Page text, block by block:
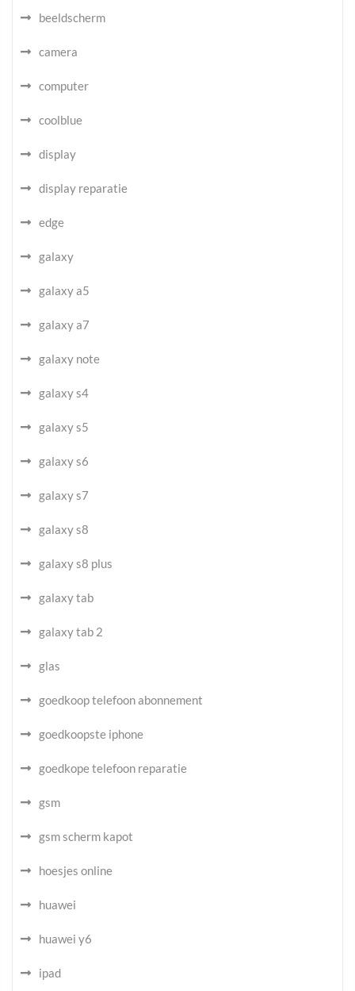
beeldscherm
camera
computer
coolblue
display
display reparatie
edge
galaxy
galaxy a5
galaxy a7
galaxy note
galaxy s4
galaxy s5
galaxy s6
galaxy s7
galaxy s8
galaxy s8 plus
galaxy tab
galaxy tab 2
glas
goedkoop telefoon abonnement
goedkoopste iphone
goedkope telefoon reparatie
gsm
gsm scherm kapot
hoesjes online
huawei
huawei y6
ipad